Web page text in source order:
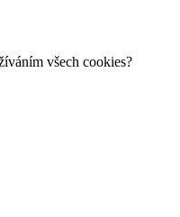
všech cookies?